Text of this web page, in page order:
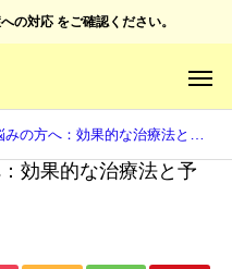
の対応 をご確認ください。
方へ：効果的な治療法と予防法
効果的な治療法と予